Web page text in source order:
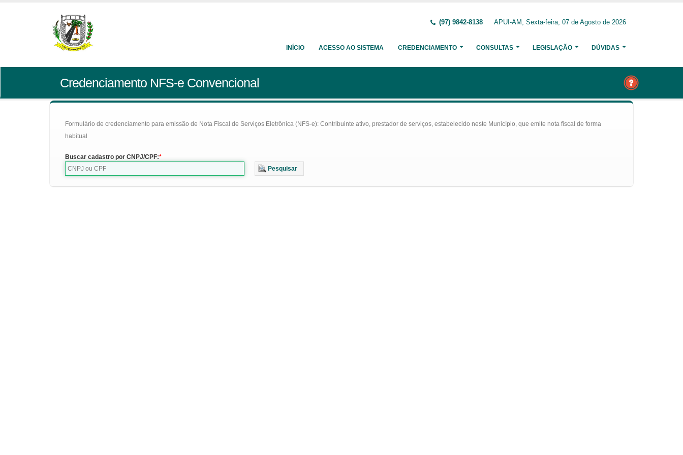
(97) 9842-8138 APUI-AM, Sexta-feira, 07 de Agosto de 2026
INÍCIO ACESSO AO SISTEMA CREDENCIAMENTO CONSULTAS LEGISLAÇÃO DÚVIDAS
Credenciamento NFS-e Convencional
Formulário de credenciamento para emissão de Nota Fiscal de Serviços Eletrônica (NFS-e): Contribuinte ativo, prestador de serviços, estabelecido neste Município, que emite nota fiscal de forma
habitual
Buscar cadastro por CNPJ/CPF:
Pesquisar